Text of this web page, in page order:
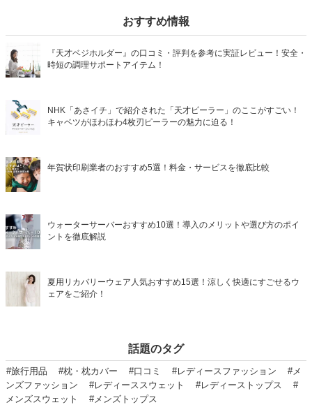
おすすめ情報
『天才ベジホルダー』の口コミ・評判を参考に実証レビュー！安全・
時短の調理サポートアイテム！
NHK「あさイチ」で紹介された「天才ピーラー」のここがすごい！
キャベツがほわほわ4枚刃ピーラーの魅力に迫る！
年賀状印刷業者のおすすめ5選！料金・サービスを徹底比較
ウォーターサーバーおすすめ10選！導入のメリットや選び方のポイ
ントを徹底解説
夏用リカバリーウェア人気おすすめ15選！涼しく快適にすごせるウ
ェアをご紹介！
話題のタグ
#旅行用品 #枕・枕カバー #口コミ #レディースファッション
#メ
ンズファッション
#レディーススウェット #レディーストップス
#
メンズスウェット
#メンズトップス